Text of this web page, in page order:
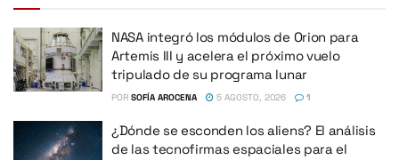
NASA integró los módulos de Orion para
Artemis III y acelera el próximo vuelo
tripulado de su programa lunar
POR SOFÍA AROCENA 5 AGOSTO, 2026 1
¿Dónde se esconden los aliens? El análisis
de las tecnofirmas espaciales para el